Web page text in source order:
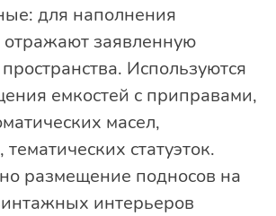
для наполнения
отражают заявленную
Используются
емкостей с приправами,
масел,
тематических статуэток.
размещение подносов на
интерьеров